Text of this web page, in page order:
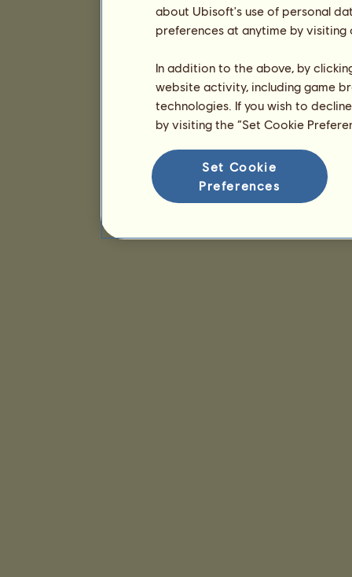
about Ubisoft's use of personal
preferences at anytime by
In addition to the above, by
website activity, including game
technologies. If you wish to
by visiting the “Set Cookie
Set Cookie
Preferences